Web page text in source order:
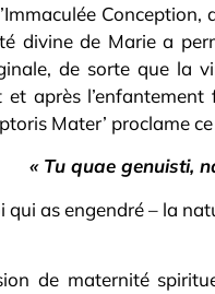
divine de Marie a
de sorte que la
et après
Mater’ proclame
« Tu quae genuisti,
qui as engendré – la
de maternité